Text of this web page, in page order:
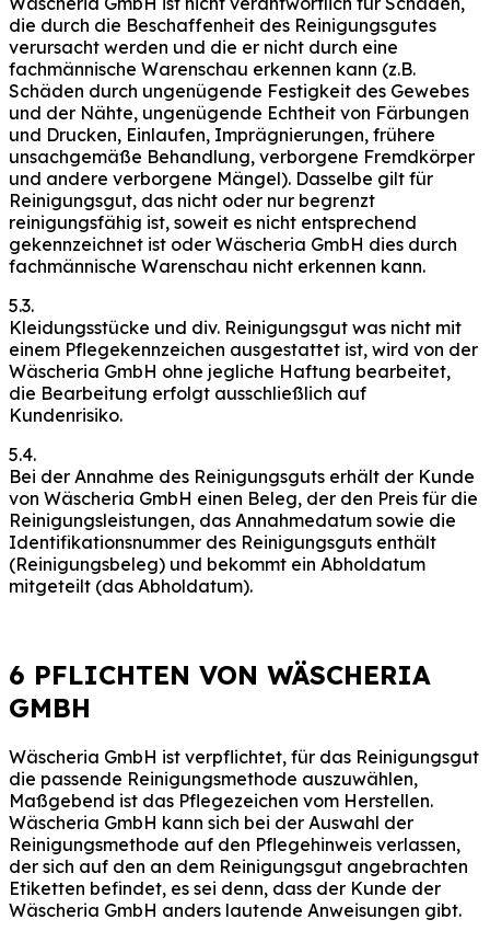
die durch die Beschaffenheit des Reinigungsgutes
verursacht werden und die er nicht durch eine
fachmännische Warenschau erkennen kann (z.B.
Schäden durch ungenügende Festigkeit des Gewebes
und der Nähte, ungenügende Echtheit von Färbungen
und Drucken, Einlaufen, Imprägnierungen, frühere
unsachgemäße Behandlung, verborgene Fremdkörper
und andere verborgene Mängel). Dasselbe gilt für
Reinigungsgut, das nicht oder nur begrenzt
reinigungsfähig ist, soweit es nicht entsprechend
gekennzeichnet ist oder Wäscheria GmbH dies durch
fachmännische Warenschau nicht erkennen kann.
5.3.
Kleidungsstücke und div. Reinigungsgut was nicht mit
einem Pflegekennzeichen ausgestattet ist, wird von der
Wäscheria GmbH ohne jegliche Haftung bearbeitet,
die Bearbeitung erfolgt ausschließlich auf
Kundenrisiko.
5.4.
Bei der Annahme des Reinigungsguts erhält der Kunde
von Wäscheria GmbH einen Beleg, der den Preis für die
Reinigungsleistungen, das Annahmedatum sowie die
Identifikationsnummer des Reinigungsguts enthält
(Reinigungsbeleg) und bekommt ein Abholdatum
mitgeteilt (das Abholdatum).
6 PFLICHTEN VON WÄSCHERIA
GMBH
Wäscheria GmbH ist verpflichtet, für das Reinigungsgut
die passende Reinigungsmethode auszuwählen,
Maßgebend ist das Pflegezeichen vom Herstellen.
Wäscheria GmbH kann sich bei der Auswahl der
Reinigungsmethode auf den Pflegehinweis verlassen,
der sich auf den an dem Reinigungsgut angebrachten
Etiketten befindet, es sei denn, dass der Kunde der
Wäscheria GmbH anders lautende Anweisungen gibt.